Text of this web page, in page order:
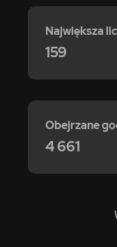
Największa
159
Obejrzane
4 661